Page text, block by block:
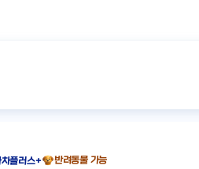
플러스+ 반려동물 가능